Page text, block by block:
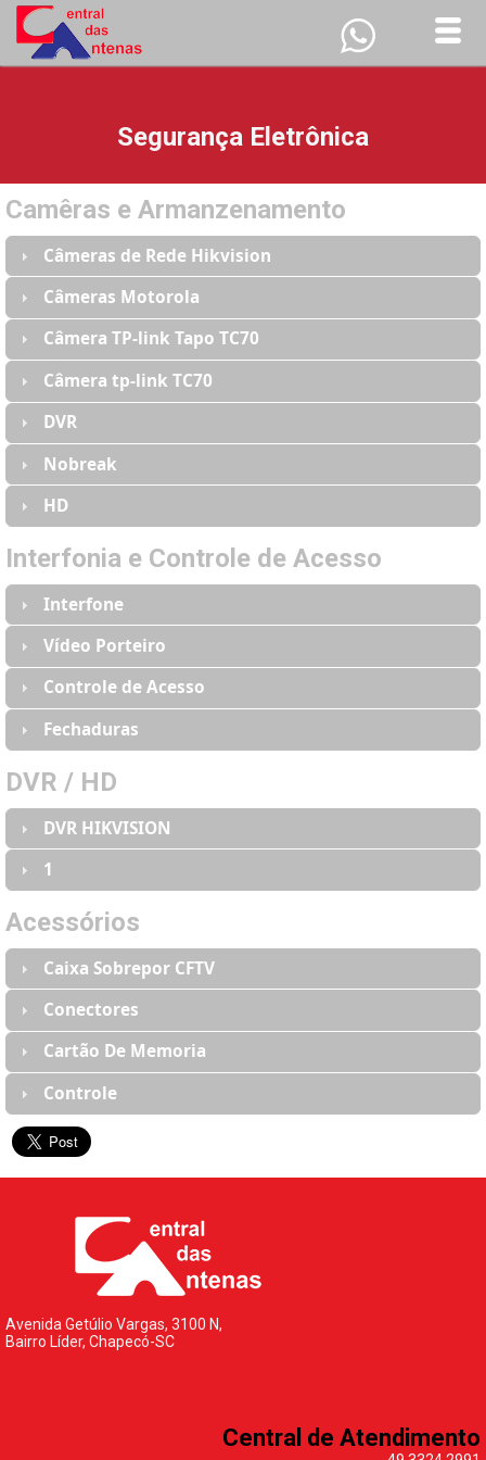
Fale
ENERGIA SOLAR
PRODUTOS
SKY
INTERNET
CONTATO
FECHAR PEDIDO
Segurança Eletrônica
Camêras e Armanzenamento
Câmeras de Rede Hikvision
Câmeras Motorola
Câmera TP-link Tapo TC70
Câmera tp-link TC70
DVR
Nobreak
HD
Interfonia e Controle de Acesso
Interfone
Vídeo Porteiro
Controle de Acesso
Fechaduras
DVR / HD
DVR HIKVISION
1
Acessórios
Caixa Sobrepor CFTV
Conectores
Cartão De Memoria
Controle
Avenida Getúlio Vargas, 3100 N,
Bairro Líder, Chapecó-SC
Central de Atendimento